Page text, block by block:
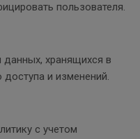
пользователя.
хранящихся в
и изменений.
с учетом